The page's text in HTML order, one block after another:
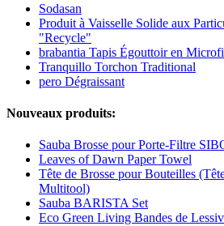
Sodasan
Produit à Vaisselle Solide aux
"Recycle"
brabantia Tapis Égouttoir en
Tranquillo Torchon Traditional
pero Dégraissant
Nouveaux produits:
Sauba Brosse pour Porte-Filtre
Leaves of Dawn Paper Towel
Tête de Brosse pour Bouteilles
Multitool)
Sauba BARISTA Set
Eco Green Living Bandes de